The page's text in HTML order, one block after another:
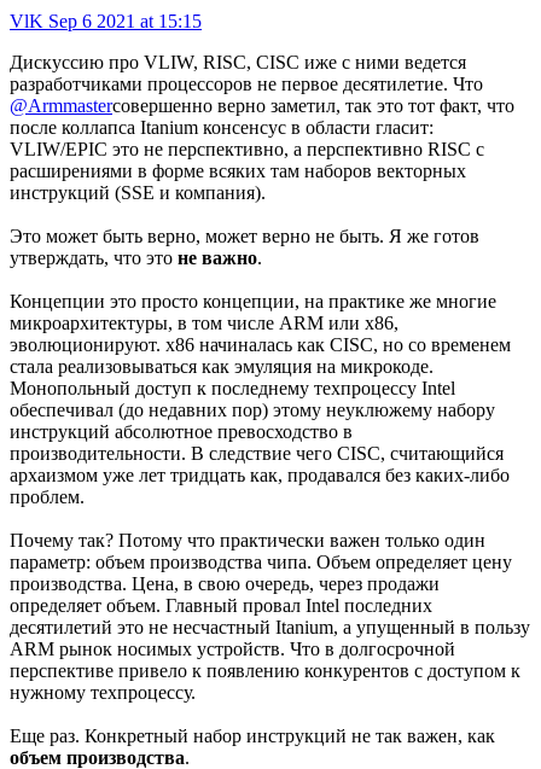
VlK Sep 6 2021 at 15:15
Дискуссию про VLIW, RISC, CISC иже с ними ведется
разработчиками процессоров не первое десятилетие. Что
@Armmasterсовершенно верно заметил, так это тот факт, что
после коллапса Itanium консенсус в области гласит:
VLIW/EPIC это не перспективно, а перспективно RISC с
расширениями в форме всяких там наборов векторных
инструкций (SSE и компания).
Это может быть верно, может верно не быть. Я же готов
утверждать, что это не важно.
Концепции это просто концепции, на практике же многие
микроархитектуры, в том числе ARM или x86,
эволюционируют. x86 начиналась как CISC, но со временем
стала реализовываться как эмуляция на микрокоде.
Монопольный доступ к последнему техпроцессу Intel
обеспечивал (до недавних пор) этому неуклюжему набору
инструкций абсолютное превосходство в
производительности. В следствие чего CISC, считающийся
архаизмом уже лет тридцать как, продавался без каких-либо
проблем.
Почему так? Потому что практически важен только один
параметр: объем производства чипа. Объем определяет цену
производства. Цена, в свою очередь, через продажи
определяет объем. Главный провал Intel последних
десятилетий это не несчастный Itanium, а упущенный в пользу
ARM рынок носимых устройств. Что в долгосрочной
перспективе привело к появлению конкурентов с доступом к
нужному техпроцессу.
Еще раз. Конкретный набор инструкций не так важен, как
объем производства.